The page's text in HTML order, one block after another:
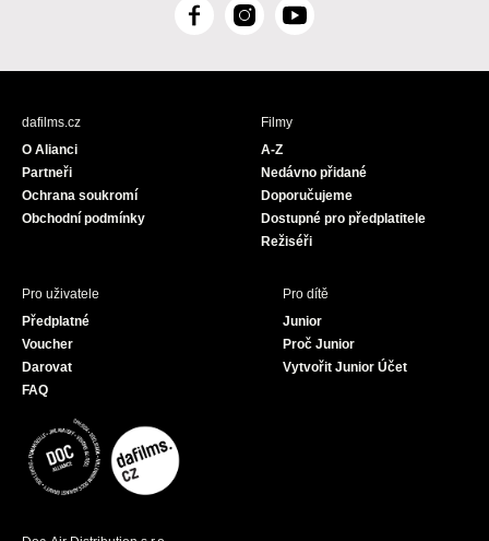
F
c
I
s
Y
u
dafilms.cz
O Alianci
Partneři
Ochrana soukromí
Obchodní podmínky
Filmy
A-Z
Nedávno přidané
Doporučujeme
Dostupné pro předplatitele
Režiséři
Pro uživatele
Předplatné
Voucher
Darovat
FAQ
Pro dítě
Junior
Proč Junior
Vytvořit Junior Účet